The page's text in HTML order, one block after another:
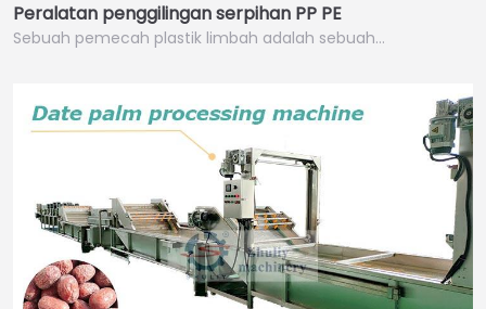
Peralatan penggilingan serpihan PP PE
Sebuah pemecah plastik limbah adalah sebuah…